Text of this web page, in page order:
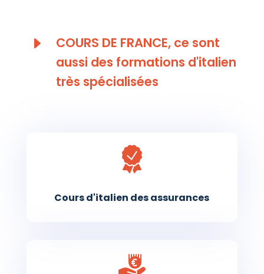
E
COURS DE FRANCE, ce sont
aussi des formations d'italien
très spécialisées
Cours d'italien des assurances